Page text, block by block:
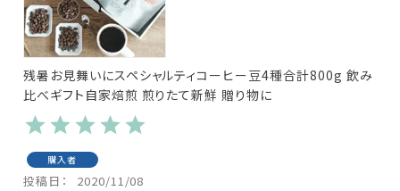
残暑お見舞いにスペシャルティコーヒー豆4種合計800g 飲み
比べギフト自家焙煎 煎りたて新鮮 贈り物に
購入者
投稿日 2020/11/08